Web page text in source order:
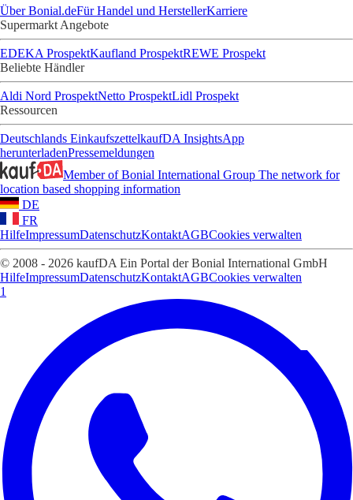
Über Bonial.deFür Handel und HerstellerKarriere
Supermarkt Angebote
EDEKA ProspektKaufland ProspektREWE Prospekt
Beliebte Händler
Aldi Nord ProspektNetto ProspektLidl Prospekt
Ressourcen
Deutschlands EinkaufszettelkaufDA InsightsApp
herunterladenPressemeldungen
Member of Bonial International Group The network for
location based shopping information
DE
FR
HilfeImpressumDatenschutzKontaktAGBCookies verwalten
© 2008 - 2026 kaufDA Ein Portal der Bonial International GmbH
HilfeImpressumDatenschutzKontaktAGBCookies verwalten
1